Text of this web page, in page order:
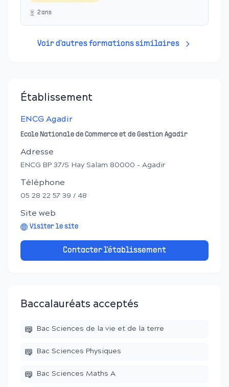
2ans
Voir d'autres formations similaires
Établissement
ENCG Agadir
Ecole Nationale de Commerce et de Gestion Agadir
Adresse
ENCG BP 37/S Hay Salam 80000 - Agadir
Téléphone
05 28 22 57 39 / 48
Site web
Visiter le site
Contacter l'établissement
Baccalauréats acceptés
Bac Sciences de la vie et de la terre
Bac Sciences Physiques
Bac Sciences Maths A